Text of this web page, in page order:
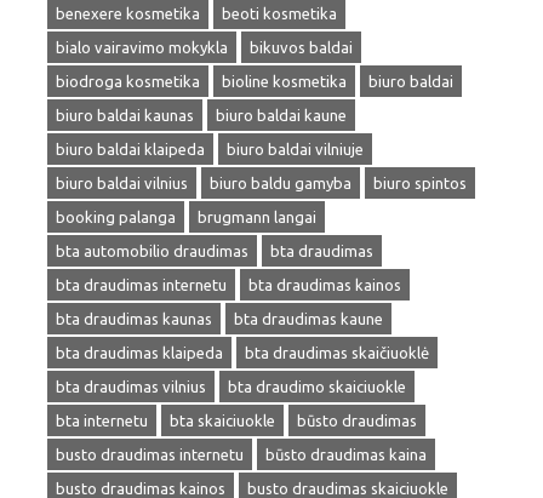
benexere kosmetika
beoti kosmetika
bialo vairavimo mokykla
bikuvos baldai
biodroga kosmetika
bioline kosmetika
biuro baldai
biuro baldai kaunas
biuro baldai kaune
biuro baldai klaipeda
biuro baldai vilniuje
biuro baldai vilnius
biuro baldu gamyba
biuro spintos
booking palanga
brugmann langai
bta automobilio draudimas
bta draudimas
bta draudimas internetu
bta draudimas kainos
bta draudimas kaunas
bta draudimas kaune
bta draudimas klaipeda
bta draudimas skaičiuoklė
bta draudimas vilnius
bta draudimo skaiciuokle
bta internetu
bta skaiciuokle
būsto draudimas
busto draudimas internetu
būsto draudimas kaina
busto draudimas kainos
busto draudimas skaiciuokle